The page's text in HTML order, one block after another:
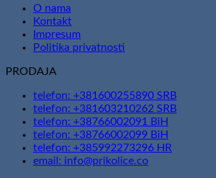
O nama
Kontakt
Impresum
Politika privatnosti
PRODAJA
telefon: +381600255890 SRB
telefon: +381603210262 SRB
telefon: +38766002091 BiH
telefon: +38766002099 BiH
telefon: +385992273296 HR
email: info@prikolice.co